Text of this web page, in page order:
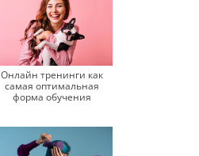
Онлайн тренинги как
самая оптимальная
форма обучения